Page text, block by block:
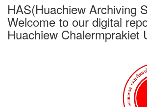
HAS(Huachiew Archiving
Welcome to our digital
Huachiew Chalermprakiet